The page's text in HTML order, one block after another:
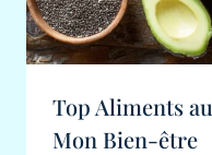
Top Aliments
Mon Bien-être